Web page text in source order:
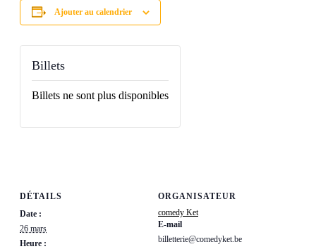
Ajouter au calendrier
DÉTAILS
Date :
26 mars
Heure :
ORGANISATEUR
comedy Ket
E-mail
billetterie@comedyket.be
Billets
Billets ne sont plus disponibles